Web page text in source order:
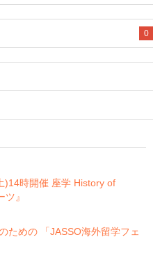
0
)14時開催 座学 History of
』
ための 「JASSO海外留学フェ